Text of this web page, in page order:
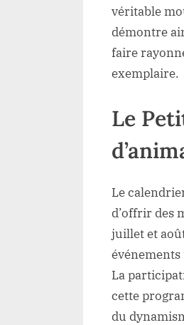
véritable
démontre
faire
exemplaire.
Le
Le
d’offrir des
juillet et
La
cette
du